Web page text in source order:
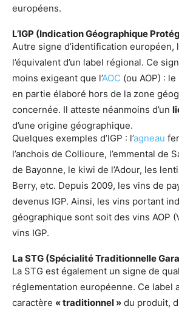
européens.
L’IGP (Indication Géographique
Autre signe d’identification européen,
l’équivalent d’un label régional. Ce
moins exigeant que l’AOC (ou AOP) :
en partie élaboré hors de la zone
concernée. Il atteste néanmoins d’un
d’une origine géographique.
Quelques exemples d’IGP : l’agneau
l’anchois de Collioure, l’emmental de
de Bayonne, le kiwi de l’Adour, les
Berry, etc. Depuis 2009, les vins de
devenus IGP. Ainsi, les vins portant
géographique sont soit des vins AOP
vins IGP.
La STG (Spécialité Traditionnelle
La STG est également un signe de
réglementation européenne. Ce label
caractère « traditionnel » du produit,